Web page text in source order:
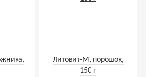
Литовит-М, порошок,
150 г